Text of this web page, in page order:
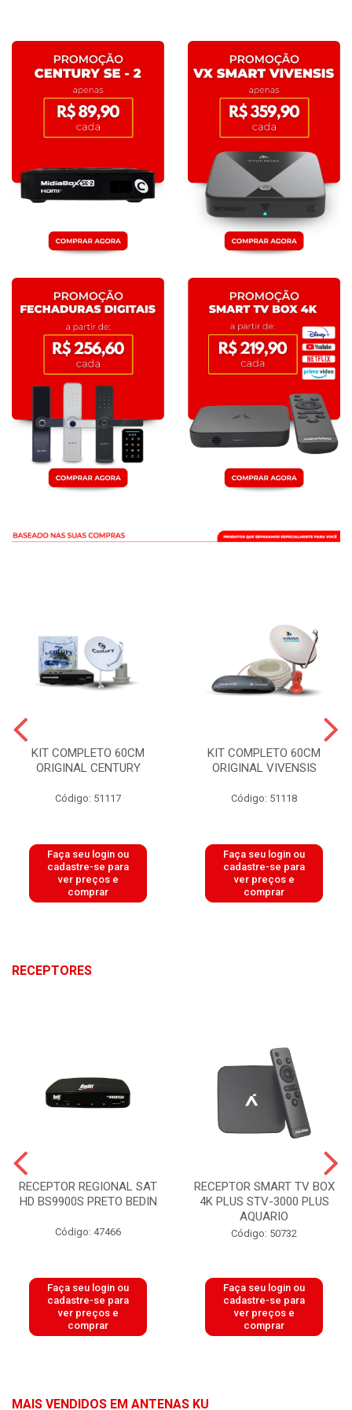
KIT COMPLETO 60CM
ORIGINAL CENTURY
Código: 51117
Faça seu login ou
cadastre-se para
ver preços e
comprar
KIT COMPLETO 60CM
ORIGINAL VIVENSIS
Código: 51118
Faça seu login ou
cadastre-se para
ver preços e
comprar
RECEPTORES
RECEPTOR REGIONAL SAT
HD BS9900S PRETO BEDIN
Código: 47466
Faça seu login ou
cadastre-se para
ver preços e
comprar
RECEPTOR SMART TV BOX
4K PLUS STV-3000 PLUS
AQUARIO
Código: 50732
Faça seu login ou
cadastre-se para
ver preços e
comprar
MAIS VENDIDOS EM ANTENAS KU